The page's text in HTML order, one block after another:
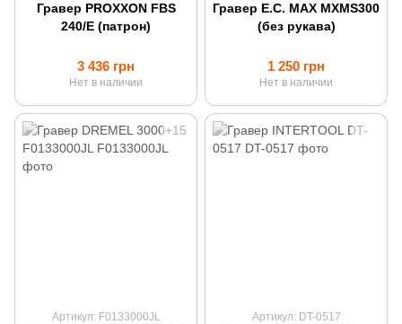
Гравер PROXXON FBS
240/E (патрон)
3 436 грн
Нет в наличии
Гравер E.C. MAX MXMS300
(без рукава)
1 250 грн
Нет в наличии
Артикул: F0133000JL Артикул: DT-0517